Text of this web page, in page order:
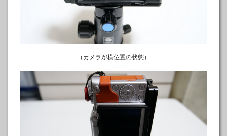
（カメラが横位置の状態）